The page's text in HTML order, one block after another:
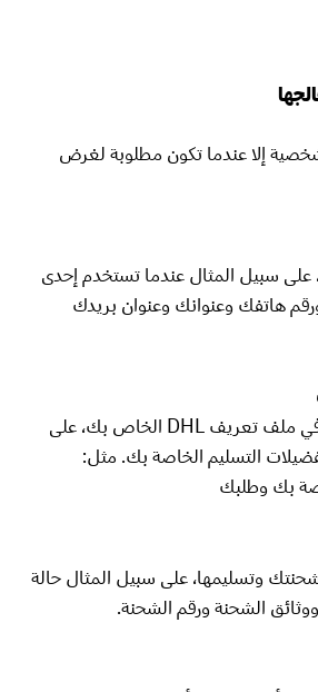
إلا عندما تكون مطلوبة لغرض
سبيل المثال عندما تستخدم إحدى
هاتفك وعنوانك وعنوان بريدك
المعلومات الموجودة في ملف تعريف DHL الخاص بك، على
التسليم الخاصة بك. مثل:
بك وطلبك
وتسليمها، على سبيل المثال حالة
الشحنة ورقم الشحنة.